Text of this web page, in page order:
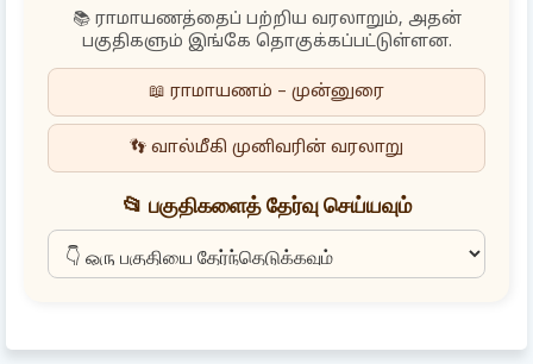
📚 ராமாயணத்தைப் பற்றிய வரலாறும், அதன்
பகுதிகளும் இங்கே தொகுக்கப்பட்டுள்ளன.
📖 ராமாயணம் – முன்னுரை
👣 வால்மீகி முனிவரின் வரலாறு
📂 பகுதிகளைத் தேர்வு செய்யவும்